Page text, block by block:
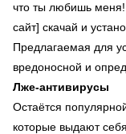
что ты любишь
сайт] скачай и
Предлагаемая для
вредоносной и
Лже-антивирусы
Остаётся
которые выдают